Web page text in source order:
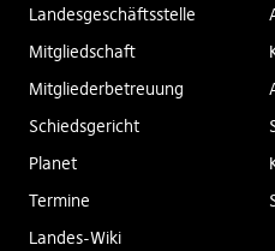
Landesgeschäftsstelle
Mitgliedschaft
Mitgliederbetreuung
Schiedsgericht
Planet
Termine
Landes-Wiki